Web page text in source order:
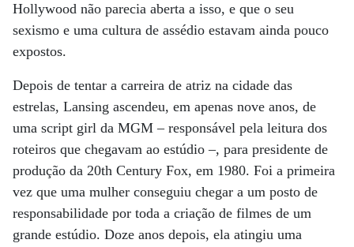
Hollywood não parecia aberta a isso, e que o seu
sexismo e uma cultura de assédio estavam ainda pouco
expostos.
Depois de tentar a carreira de atriz na cidade das
estrelas, Lansing ascendeu, em apenas nove anos, de
uma script girl da MGM – responsável pela leitura dos
roteiros que chegavam ao estúdio –, para presidente de
produção da 20th Century Fox, em 1980. Foi a primeira
vez que uma mulher conseguiu chegar a um posto de
responsabilidade por toda a criação de filmes de um
grande estúdio. Doze anos depois, ela atingiu uma